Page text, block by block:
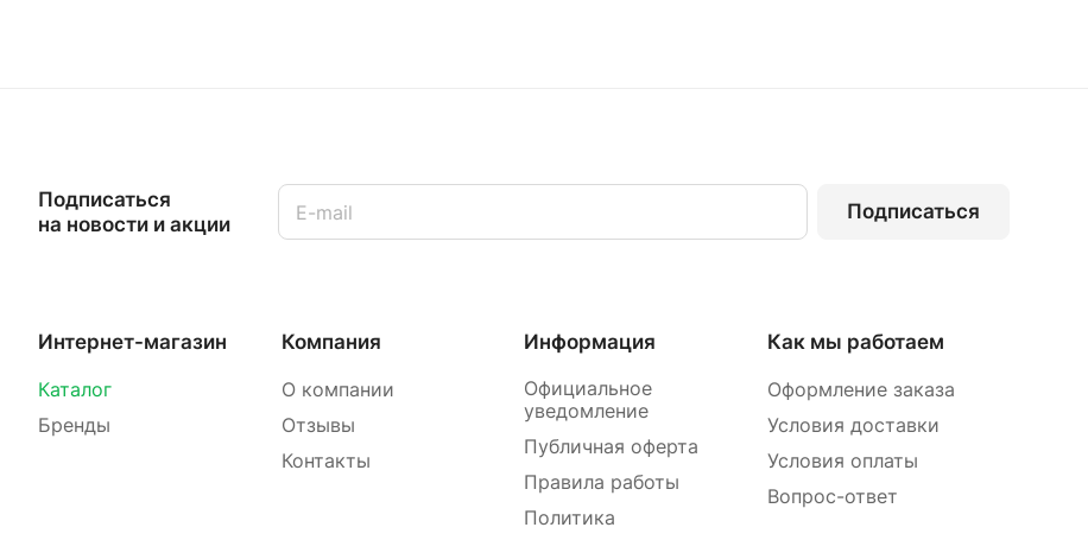
Подписаться
на новости и акции
Подписаться
Интернет-магазин
Каталог
Бренды
Компания
О компании
Отзывы
Контакты
Информация
Официальное
уведомление
Публичная оферта
Правила работы
Политика
Как мы работаем
Оформление заказа
Условия доставки
Условия оплаты
Вопрос-ответ